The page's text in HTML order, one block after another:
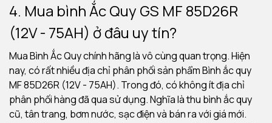
4. Mua bình Ắc Quy GS MF 85D26R
(12V - 75AH) ở đâu uy tín?
Mua Bình Ắc Quy chính hãng là vô cùng quan trọng. Hiện
nay, có rất nhiều địa chỉ phân phối sản phẩm Bình ắc quy
MF 85D26R (12V - 75AH). Trong đó, có không ít địa chỉ
phân phối hàng đã qua sử dụng. Nghĩa là thu bình ắc quy
cũ, tân trang, bơm nước, sạc điện và bán ra với giá mới.